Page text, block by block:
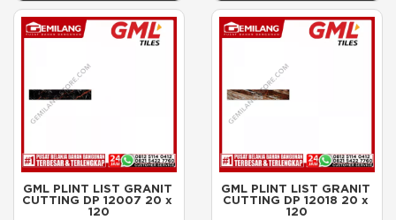
GML PLINT LIST GRANIT
CUTTING DP 12007 20 x
120
GML PLINT LIST GRANIT
CUTTING DP 12018 20 x
120